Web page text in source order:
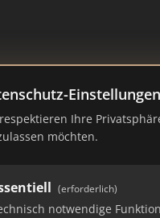
Einstellungen
Ihre
möchten.
(erforderlich)
notwendige